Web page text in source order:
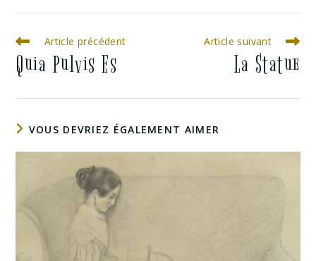
Article précédent
Quia Pulvis Es
Article suivant
La Statue
VOUS DEVRIEZ ÉGALEMENT AIMER